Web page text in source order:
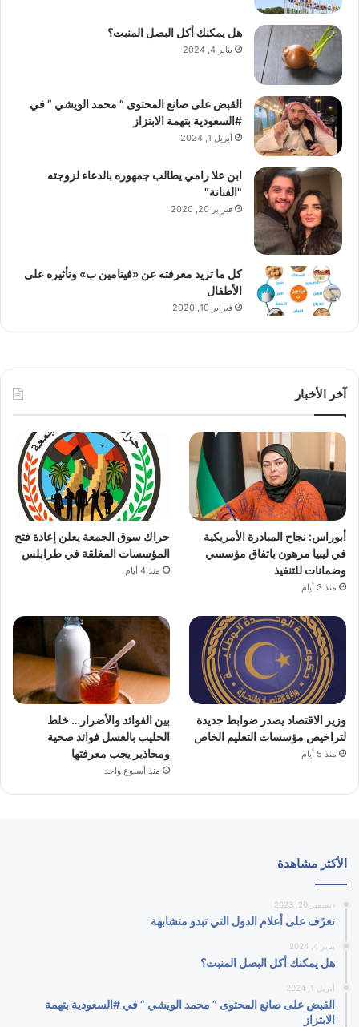
هل يمكنك أكل البصل المنبت؟
يناير 4, 2024
القبض على صانع المحتوى ” محمد الويشي ” في
#السعودية بتهمة الابتزاز
أبريل 1, 2024
ابن علا رامي يطالب جمهوره بالدعاء لزوجته
"الفنانة"
فبراير 20, 2020
كل ما تريد معرفته عن «فيتامين ب» وتأثيره على
الأطفال
فبراير 10, 2020
آخر الأخبار
أبوراس: نجاح المبادرة الأمريكية
في ليبيا مرهون باتفاق مؤسسي
وضمانات للتنفيذ
منذ 3 أيام
حراك سوق الجمعة يعلن إعادة فتح
المؤسسات المغلقة في طرابلس
منذ 4 أيام
وزير الاقتصاد يصدر ضوابط جديدة
لتراخيص مؤسسات التعليم الخاص
منذ 5 أيام
بين الفوائد والأضرار… خلط
الحليب بالعسل فوائد صحية
ومحاذير يجب معرفتها
منذ أسبوع واحد
الأكثر مشاهدة
ديسمبر 20, 2023
تعرّف على أعلام الدول التي تبدو متشابهة
يناير 4, 2024
هل يمكنك أكل البصل المنبت؟
أبريل 1, 2024
القبض على صانع المحتوى ” محمد الويشي ” في #السعودية بتهمة
الابتزاز